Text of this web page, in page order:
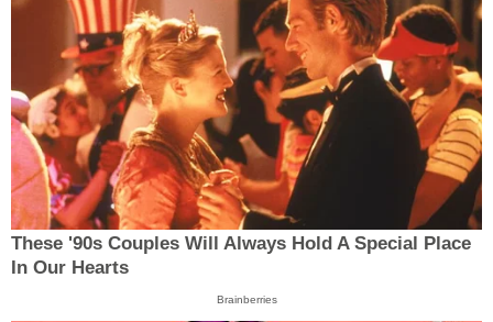
These '90s Couples Will Always Hold A Special Place
In Our Hearts
Brainberries